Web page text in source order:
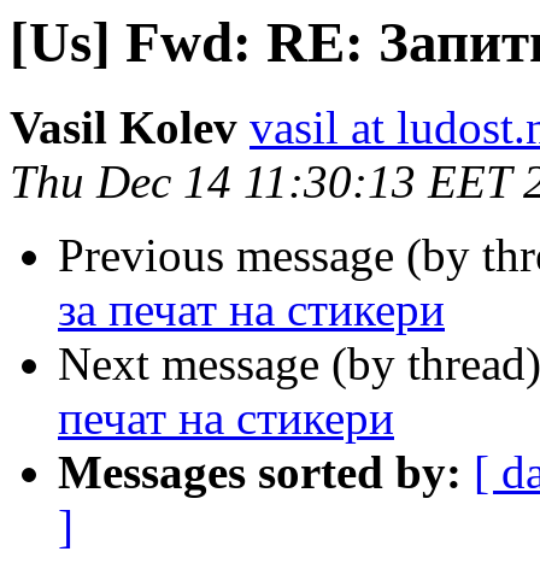
[Us] Fwd: RE:
Vasil Kolev vasil at
Thu Dec 14 11:30:13 EET
Previous message (by
за печат на стикери
Next message (by
печат на стикери
Messages sorted by: [
]